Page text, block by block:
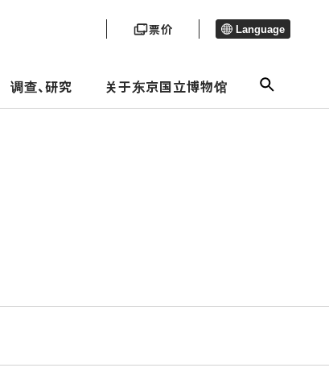
票价 Language
调查、研究 关于东京国立博物馆